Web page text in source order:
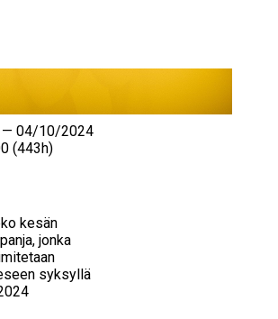
kesän
jonka
syksyllä
04/10/2024
(443h)